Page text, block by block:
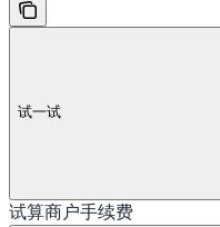
试一试
试算商户手续费